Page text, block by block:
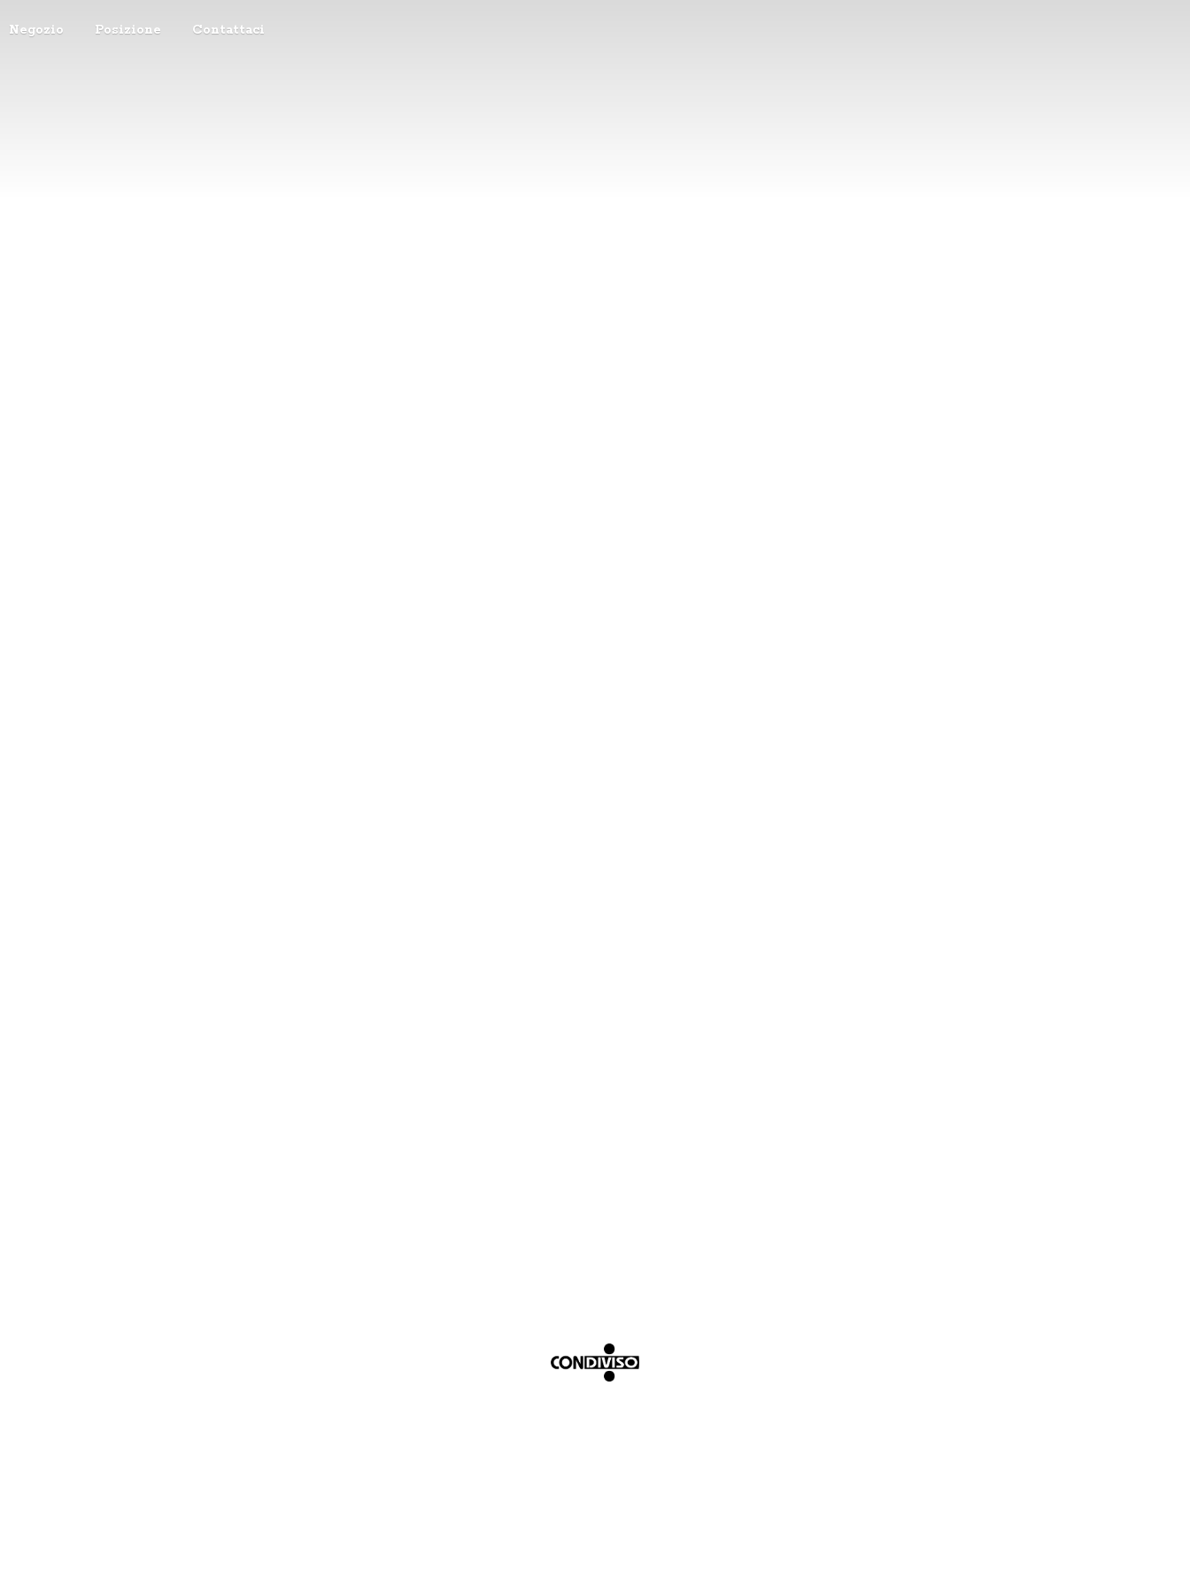
Negozio Posizione Contattaci